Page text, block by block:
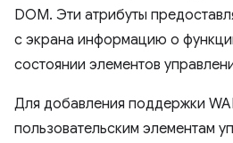
DOM. Эти атрибуты
с экрана информацию о
состоянии элементов
Для добавления поддержки
пользовательским элементам